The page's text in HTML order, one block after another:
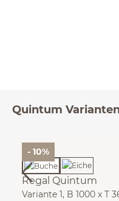
Quintum
- 10%
Regal Quintum
Variante 1, B 1000 x T